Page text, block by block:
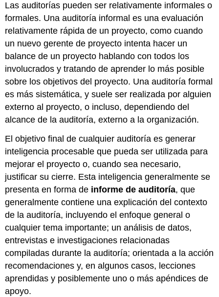
Las auditorías pueden ser relativamente informales o
formales. Una auditoría informal es una evaluación
relativamente rápida de un proyecto, como cuando
un nuevo gerente de proyecto intenta hacer un
balance de un proyecto hablando con todos los
involucrados y tratando de aprender lo más posible
sobre los objetivos del proyecto. Una auditoría formal
es más sistemática, y suele ser realizada por alguien
externo al proyecto, o incluso, dependiendo del
alcance de la auditoría, externo a la organización.
El objetivo final de cualquier auditoría es generar
inteligencia procesable que pueda ser utilizada para
mejorar el proyecto o, cuando sea necesario,
justificar su cierre. Esta inteligencia generalmente se
presenta en forma de informe de auditoría, que
generalmente contiene una explicación del contexto
de la auditoría, incluyendo el enfoque general o
cualquier tema importante; un análisis de datos,
entrevistas e investigaciones relacionadas
compiladas durante la auditoría; orientada a la acción
recomendaciones y, en algunos casos, lecciones
aprendidas y posiblemente uno o más apéndices de
apoyo.